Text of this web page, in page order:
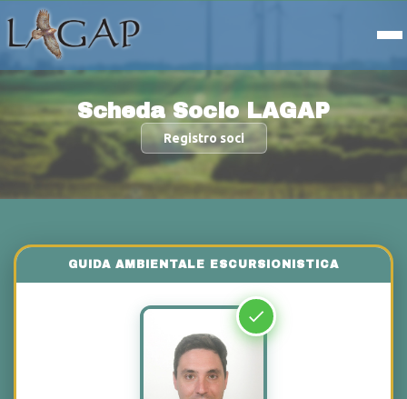
Scheda Socio LAGAP
Registro soci